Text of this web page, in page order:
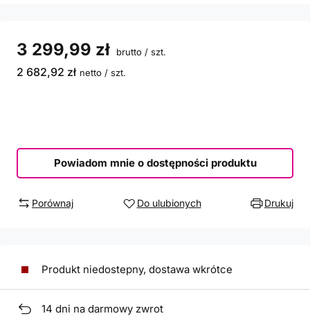
3 299,99 zł brutto / szt.
2 682,92 zł netto / szt.
Powiadom mnie o dostępności produktu
Porównaj Do ulubionych Drukuj
Produkt niedostepny, dostawa wkrótce
14 dni na darmowy zwrot